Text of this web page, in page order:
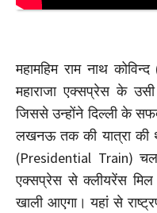
महामहिम राम नाथ
महाराजा एक्सप्रेस के
जिससे उन्होंने दिल्ली के
लखनऊ तक की यात्रा की
(Presidential Train)
एक्सप्रेस से क्लीयरेंस
खाली आएगा। यहां से